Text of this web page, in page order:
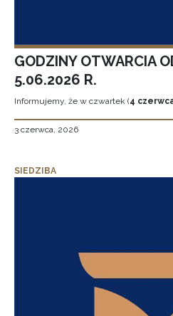
GODZINY OTWARCIA
5.06.2026 R.
Informujemy, że w czwartek (4
3 czerwca, 2026
SIEDZIBA